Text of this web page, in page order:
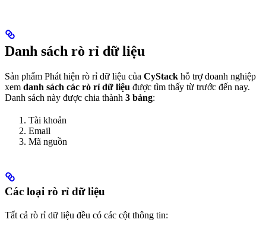
Danh sách rò rỉ dữ liệu
Sản phẩm Phát hiện rò rỉ dữ liệu của CyStack hỗ trợ doanh nghiệp
xem danh sách các rò rỉ dữ liệu được tìm thấy từ trước đến nay.
Danh sách này được chia thành 3 bảng:
Tài khoản
Email
Mã nguồn
Các loại rò rỉ dữ liệu
Tất cả rò rỉ dữ liệu đều có các cột thông tin: